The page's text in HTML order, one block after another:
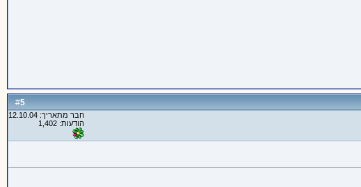
#
5
חבר מתאריך: 12.10.04
הודעות: 1,402